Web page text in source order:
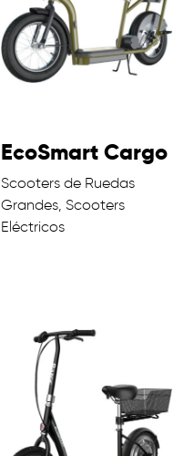
EcoSmart Cargo
Scooters de Ruedas
Grandes, Scooters
Eléctricos